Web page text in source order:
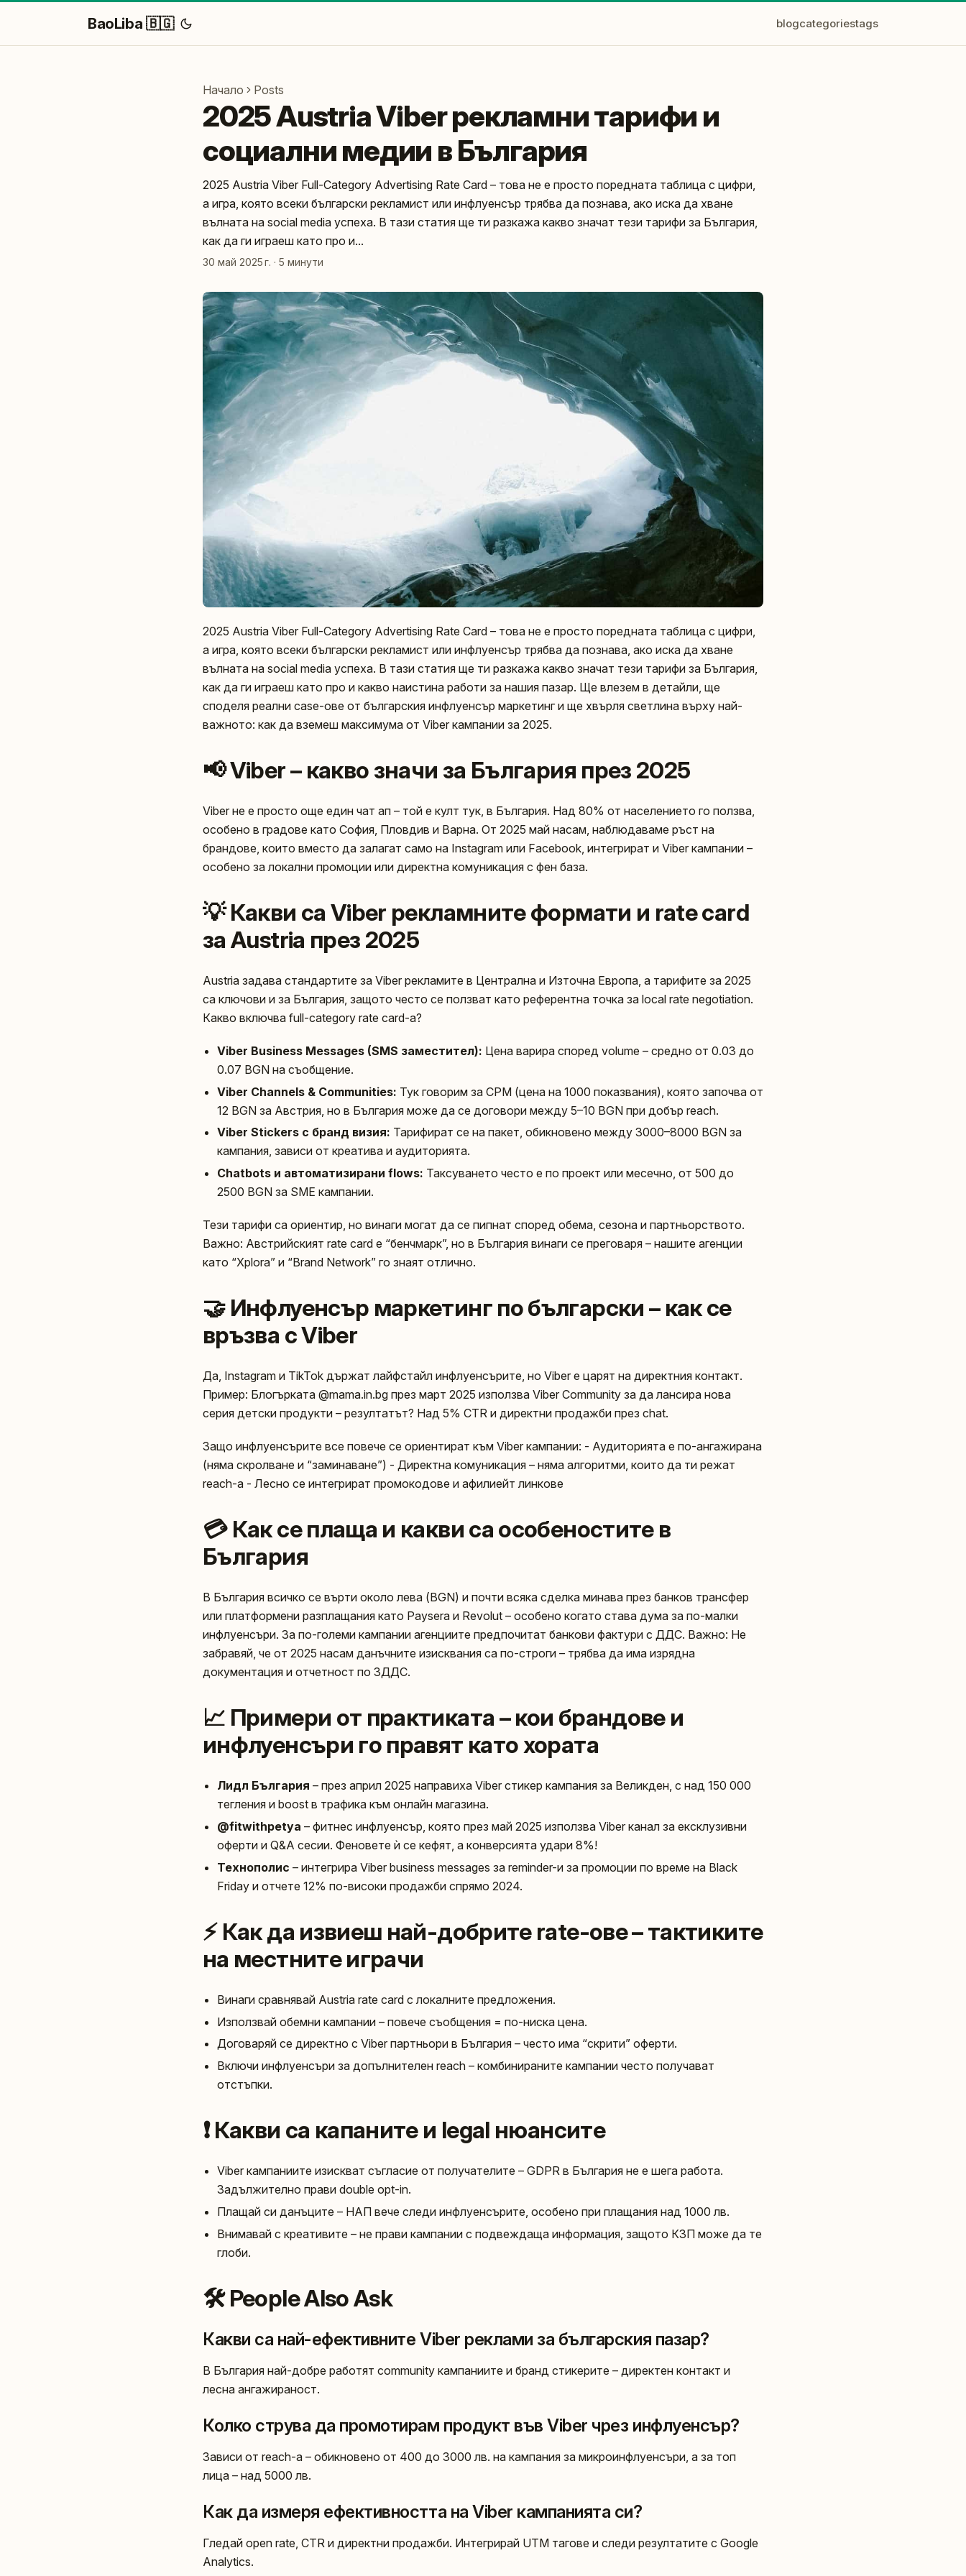
BaoLiba 🇧🇬 blogcategoriestags
Начало Posts
2025 Austria Viber рекламни тарифи и
социални медии в България
2025 Austria Viber Full-Category Advertising Rate Card – това не е просто поредната таблица с цифри,
а игра, която всеки български рекламист или инфлуенсър трябва да познава, ако иска да хване
вълната на social media успеха. В тази статия ще ти разкажа какво значат тези тарифи за България,
как да ги играеш като про и...
30 май 2025 г. · 5 минути
2025 Austria Viber Full-Category Advertising Rate Card – това не е просто поредната таблица с цифри,
а игра, която всеки български рекламист или инфлуенсър трябва да познава, ако иска да хване
вълната на social media успеха. В тази статия ще ти разкажа какво значат тези тарифи за България,
как да ги играеш като про и какво наистина работи за нашия пазар. Ще влезем в детайли, ще
споделя реални case-ове от българския инфлуенсър маркетинг и ще хвърля светлина върху най-
важното: как да вземеш максимума от Viber кампании за 2025.
📢 Viber – какво значи за България през 2025
Viber не е просто още един чат ап – той е култ тук, в България. Над 80% от населението го ползва,
особено в градове като София, Пловдив и Варна. От 2025 май насам, наблюдаваме ръст на
брандове, които вместо да залагат само на Instagram или Facebook, интегрират и Viber кампании –
особено за локални промоции или директна комуникация с фен база.
💡 Какви са Viber рекламните формати и rate card
за Austria през 2025
Austria задава стандартите за Viber рекламите в Централна и Източна Европа, а тарифите за 2025
са ключови и за България, защото често се ползват като референтна точка за local rate negotiation.
Какво включва full-category rate card-а?
Viber Business Messages (SMS заместител): Цена варира според volume – средно от 0.03 до
0.07 BGN на съобщение.
Viber Channels & Communities: Тук говорим за CPM (цена на 1000 показвания), която започва от
12 BGN за Австрия, но в България може да се договори между 5–10 BGN при добър reach.
Viber Stickers с бранд визия: Тарифират се на пакет, обикновено между 3000–8000 BGN за
кампания, зависи от креатива и аудиторията.
Chatbots и автоматизирани flows: Таксуването често е по проект или месечно, от 500 до
2500 BGN за SME кампании.
Тези тарифи са ориентир, но винаги могат да се пипнат според обема, сезона и партньорството.
Важно: Австрийският rate card е “бенчмарк”, но в България винаги се преговаря – нашите агенции
като “Xplora” и “Brand Network” го знаят отлично.
🤝 Инфлуенсър маркетинг по български – как се
връзва с Viber
Да, Instagram и TikTok държат лайфстайл инфлуенсърите, но Viber e царят на директния контакт.
Пример: Блогърката @mama.in.bg през март 2025 използва Viber Community за да лансира нова
серия детски продукти – резултатът? Над 5% CTR и директни продажби през chat.
Защо инфлуенсърите все повече се ориентират към Viber кампании: - Аудиторията е по-ангажирана
(няма скролване и “заминаване”) - Директна комуникация – няма алгоритми, които да ти режат
reach-а - Лесно се интегрират промокодове и афилиейт линкове
💳 Как се плаща и какви са особеностите в
България
В България всичко се върти около лева (BGN) и почти всяка сделка минава през банков трансфер
или платформени разплащания като Paysera и Revolut – особено когато става дума за по-малки
инфлуенсъри. За по-големи кампании агенциите предпочитат банкови фактури с ДДС. Важно: Не
забравяй, че от 2025 насам данъчните изисквания са по-строги – трябва да има изрядна
документация и отчетност по ЗДДС.
📈 Примери от практиката – кои брандове и
инфлуенсъри го правят като хората
Лидл България – през април 2025 направиха Viber стикер кампания за Великден, с над 150 000
тегления и boost в трафика към онлайн магазина.
@fitwithpetya – фитнес инфлуенсър, която през май 2025 използва Viber канал за ексклузивни
оферти и Q&A сесии. Феновете ѝ се кефят, а конверсията удари 8%!
Технополис – интегрира Viber business messages за reminder-и за промоции по време на Black
Friday и отчете 12% по-високи продажби спрямо 2024.
⚡️ Как да извиеш най-добрите rate-ове – тактиките
на местните играчи
Винаги сравнявай Austria rate card с локалните предложения.
Използвай обемни кампании – повече съобщения = по-ниска цена.
Договаряй се директно с Viber партньори в България – често има “скрити” оферти.
Включи инфлуенсъри за допълнителен reach – комбинираните кампании често получават
отстъпки.
❗️ Какви са капаните и legal нюансите
Viber кампаниите изискват съгласие от получателите – GDPR в България не е шега работа.
Задължително прави double opt-in.
Плащай си данъците – НАП вече следи инфлуенсърите, особено при плащания над 1000 лв.
Внимавай с креативите – не прави кампании с подвеждаща информация, защото КЗП може да те
глоби.
🛠️ People Also Ask
Какви са най-ефективните Viber реклами за българския пазар?
В България най-добре работят community кампаниите и бранд стикерите – директен контакт и
лесна ангажираност.
Колко струва да промотирам продукт във Viber чрез инфлуенсър?
Зависи от reach-а – обикновено от 400 до 3000 лв. на кампания за микроинфлуенсъри, а за топ
лица – над 5000 лв.
Как да измеря ефективността на Viber кампанията си?
Гледай open rate, CTR и директни продажби. Интегрирай UTM тагове и следи резултатите с Google
Analytics.